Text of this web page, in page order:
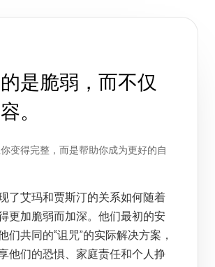
是脆弱，而不仅
。
变得完整，而是帮助你成为更好的自
了艾玛和贾斯汀的关系如何随着
更加脆弱而加深。他们最初的安
们共同的“诅咒”的实际解决方案，
他们的恐惧、家庭责任和个人挣